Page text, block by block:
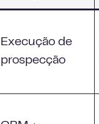
Execução de
prospecção